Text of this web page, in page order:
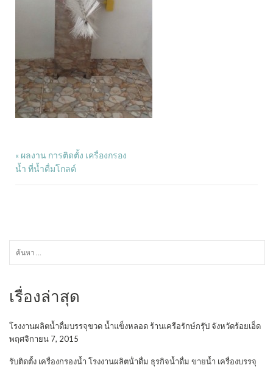
« ผลงาน การติดตั้ง เครื่องกรอง
น้ำ ที่น้ำดื่มโกลด์
เรื่องล่าสุด
โรงงานผลิตน้ำดื่มบรรจุขวด น้ำแข็งหลอด ร้านเครือรักษ์กรุ๊ป จังหวัดร้อยเอ็ด
พฤศจิกายน 7, 2015
รับติดตั้ง เครื่องกรองน้ำ โรงงานผลิตน้ําดื่ม ธุรกิจน้ำดื่ม ขายน้ำ เครื่องบรรจุ